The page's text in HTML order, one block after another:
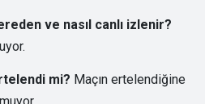
ve nasıl canlı izlenir?
mi? Maçın ertelendiğine